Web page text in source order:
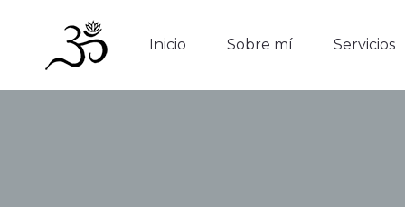
Inicio Sobre mí Servicios